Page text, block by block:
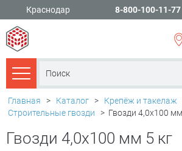
Краснодар 8-800-100-11-77
Каталог товаров
Главная > Каталог > Крепёж и такелаж
Строительные гвозди
> Гвозди 4,0х100
Гвозди 4,0х100 мм 5 кг